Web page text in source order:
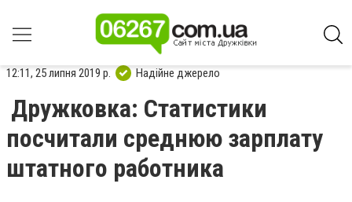
12:11, 25 липня 2019 р. Надійне джерело
Дружковка: Статистики
посчитали среднюю зарплату
штатного работника